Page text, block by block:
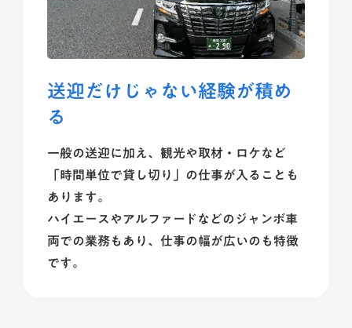
送迎だけじゃない経験が積め
る
一般の送迎に加え、観光や取材・ロケなど
「時間単位で貸し切り」の仕事が入ることも
あります。
ハイエースやアルファードなどのジャンボ車
両での業務もあり、仕事の幅が広いのも特徴
です。